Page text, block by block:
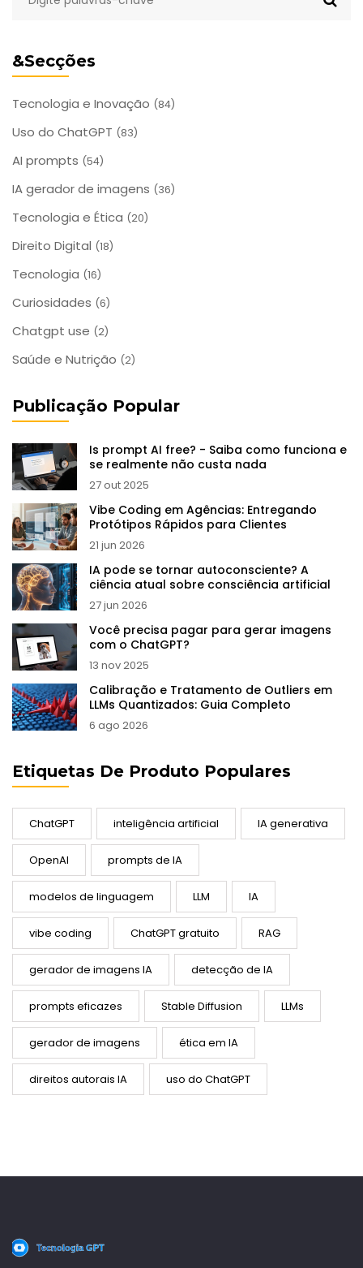
&Secções
Tecnologia e Inovação (84)
Uso do ChatGPT (83)
AI prompts (54)
IA gerador de imagens (36)
Tecnologia e Ética (20)
Direito Digital (18)
Tecnologia (16)
Curiosidades (6)
Chatgpt use (2)
Saúde e Nutrição (2)
Publicação Popular
Is prompt AI free? - Saiba como funciona e
se realmente não custa nada
27 out 2025
Vibe Coding em Agências: Entregando
Protótipos Rápidos para Clientes
21 jun 2026
IA pode se tornar autoconsciente? A
ciência atual sobre consciência artificial
27 jun 2026
Você precisa pagar para gerar imagens
com o ChatGPT?
13 nov 2025
Calibração e Tratamento de Outliers em
LLMs Quantizados: Guia Completo
6 ago 2026
Etiquetas De Produto Populares
ChatGPT inteligência artificial IA generativa
OpenAI prompts de IA
modelos de linguagem LLM IA
vibe coding ChatGPT gratuito RAG
gerador de imagens IA detecção de IA
prompts eficazes Stable Diffusion LLMs
gerador de imagens ética em IA
direitos autorais IA uso do ChatGPT